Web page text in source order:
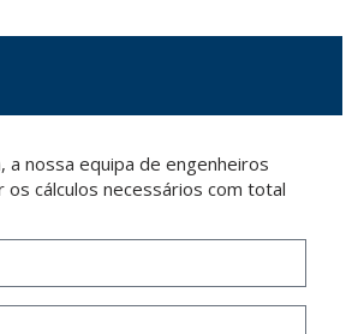
nossa equipa de engenheiros
cálculos necessários com total